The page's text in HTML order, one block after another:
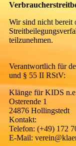
Wir sind nicht bereit
teilzunehmen.
Verantwortlich für
und § 55 II RStV:
Klänge für KIDS
Osterende 1
24876 Hollingstedt
Kontakt:
Telefon: (+49) 172
E-Mail: